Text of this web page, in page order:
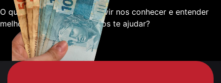
O que está esperando para vir nos conhecer e entender
melhor sobre como podemos te ajudar?